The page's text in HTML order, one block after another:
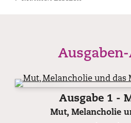
Ausgabe 1 -
Mut, Melancholie